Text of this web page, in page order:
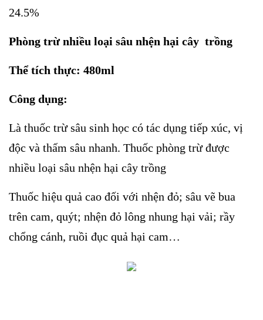
24.5%
Phòng trừ nhiều loại sâu nhện hại cây trồng
Thể tích thực: 480ml
Công dụng:
Là thuốc trừ sâu sinh học có tác dụng tiếp xúc, vị
độc và thấm sâu nhanh. Thuốc phòng trừ được
nhiều loại sâu nhện hại cây trồng
Thuốc hiệu quả cao đối với nhện đỏ; sâu vẽ bua
trên cam, quýt; nhện đỏ lông nhung hại vải; rầy
chổng cánh, ruồi đục quả hại cam…